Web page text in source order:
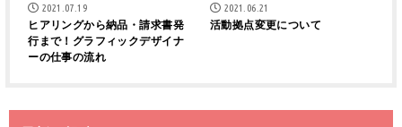
2021.07.19
ヒアリングから納品・請求書発
行まで！グラフィックデザイナ
ーの仕事の流れ
2021.06.21
活動拠点変更について